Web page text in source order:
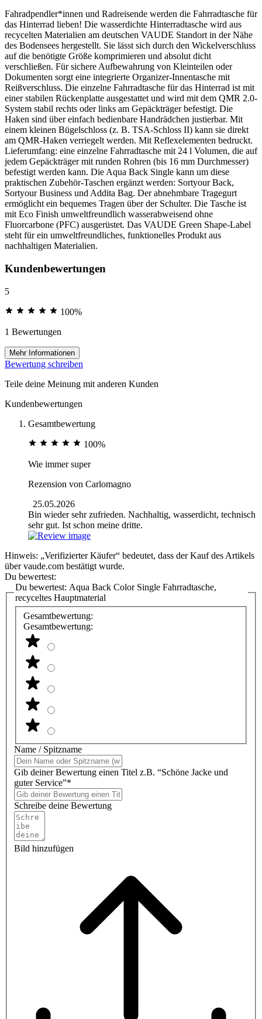
Fahradpendler*innen und Radreisende werden die Fahrradtasche für
das Hinterrad lieben! Die wasserdichte Hinterradtasche wird aus
recycelten Materialien am deutschen VAUDE Standort in der Nähe
des Bodensees hergestellt. Sie lässt sich durch den Wickelverschluss
auf die benötigte Größe komprimieren und absolut dicht
verschließen. Für sichere Aufbewahrung von Kleinteilen oder
Dokumenten sorgt eine integrierte Organizer-Innentasche mit
Reißverschluss. Die einzelne Fahrradtasche für das Hinterrad ist mit
einer stabilen Rückenplatte ausgestattet und wird mit dem QMR 2.0-
System stabil rechts oder links am Gepäckträger befestigt. Die
Haken sind über einfach bedienbare Handrädchen justierbar. Mit
einem kleinen Bügelschloss (z. B. TSA-Schloss II) kann sie direkt
am QMR-Haken verriegelt werden. Mit Reflexelementen bedruckt.
Lieferumfang: eine einzelne Fahrradtasche mit 24 l Volumen, die auf
jedem Gepäckträger mit runden Rohren (bis 16 mm Durchmesser)
befestigt werden kann. Die Aqua Back Single kann um diese
praktischen Zubehör-Taschen ergänzt werden: Sortyour Back,
Sortyour Business und Addita Bag. Der abnehmbare Tragegurt
ermöglicht ein bequemes Tragen über der Schulter. Die Tasche ist
mit Eco Finish umweltfreundlich wasserabweisend ohne
Fluorcarbone (PFC) ausgerüstet. Das VAUDE Green Shape-Label
steht für ein umweltfreundliches, funktionelles Produkt aus
nachhaltigen Materialien.
Kundenbewertungen
5
100%
1 Bewertungen
Mehr Informationen
Bewertung schreiben
Teile deine Meinung mit anderen Kunden
Kundenbewertungen
Gesamtbewertung
100%
Wie immer super
Rezension von Carlomagno
25.05.2026
Bin wieder sehr zufrieden. Nachhaltig, wasserdicht, technisch
sehr gut. Ist schon meine dritte.
Hinweis: „Verifizierter Käufer“ bedeutet, dass der Kauf des Artikels
über vaude.com bestätigt wurde.
Du bewertest:
Du bewertest: Aqua Back Color Single Fahrradtasche,
recyceltes Hauptmaterial
Gesamtbewertung:
Gesamtbewertung:
Name / Spitzname
Gib deiner Bewertung einen Titel z.B. “Schöne Jacke und
guter Service”*
Schreibe deine Bewertung
Bild hinzufügen